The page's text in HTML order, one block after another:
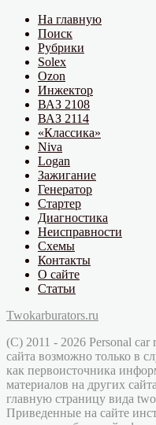
На главную
Поиск
Рубрики
Solex
Ozon
Инжектор
ВАЗ 2108
ВАЗ 2114
«Классика»
Niva
Logan
Зажигание
Генератор
Стартер
Диагностика
Неисправности
Схемы
Контакты
О сайте
Статьи
Twokarburators.ru
(C) 2011 - 2026 Personal car
сайта возможно только в
как первоисточника
материалов на других
главную страницу вида
Приведенные на сайте